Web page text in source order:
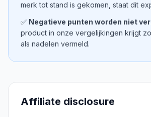
merk tot stand is gekomen, staat dit
✅ Negatieve punten worden niet
product in onze vergelijkingen krijgt
als nadelen vermeld.
Affiliate disclosure